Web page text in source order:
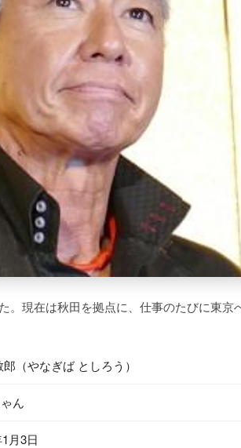
。現在は秋田を拠点に、仕事のたびに東京
（やなぎば としろう）
ん
月3日